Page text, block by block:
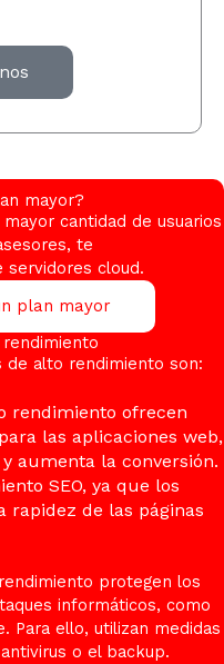
mayor?
cantidad de usuarios
te
servidores cloud.
plan mayor
de alto rendimiento son:
rendimiento ofrecen
las aplicaciones web,
aumenta la conversión.
SEO, ya que los
rapidez de las páginas
protegen los
informáticos, como
Para ello, utilizan medidas
o el backup.